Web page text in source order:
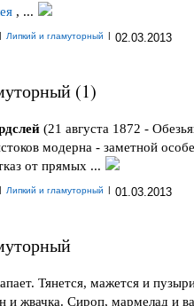
, ...
| Липкий и гламуторный | 02.03.2013
(1)
(21 августа 1872 -
модерна - заметной
от прямых ...
| Липкий и гламуторный | 01.03.2013
Тянется, мажется и
и жвачка. Сироп, мармелад и